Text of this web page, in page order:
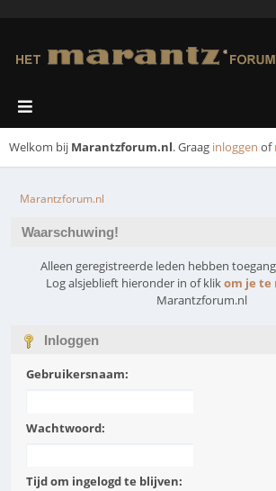
Welkom bij Marantzforum.nl. Graag inloggen of
Marantzforum.nl
Waarschuwing!
Alleen geregistreerde leden hebben
Log alsjeblieft hieronder in of klikom je te
Marantzforum.nl
Inloggen
Gebruikersnaam:
Wachtwoord:
Tijd om ingelogd te blijven: